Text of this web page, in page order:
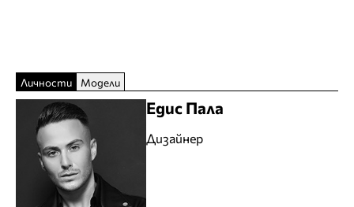
Личности Модели
Едис Пала
Дизайнер